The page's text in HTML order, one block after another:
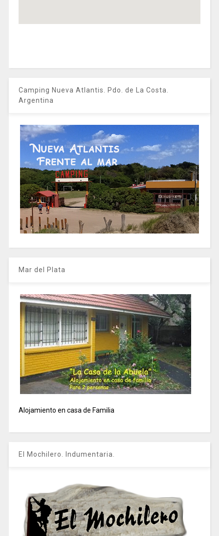
Camping Nueva Atlantis. Pdo. de La Costa.
Argentina
Mar del Plata
Alojamiento en casa de Familia
El Mochilero. Indumentaria.